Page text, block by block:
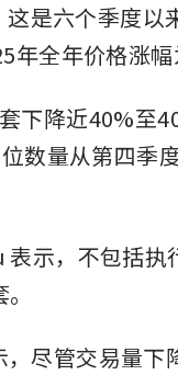
是六个季度以
全年价格涨幅
下降近40%至
数量从第四季
示，不包括执
尽管交易量下